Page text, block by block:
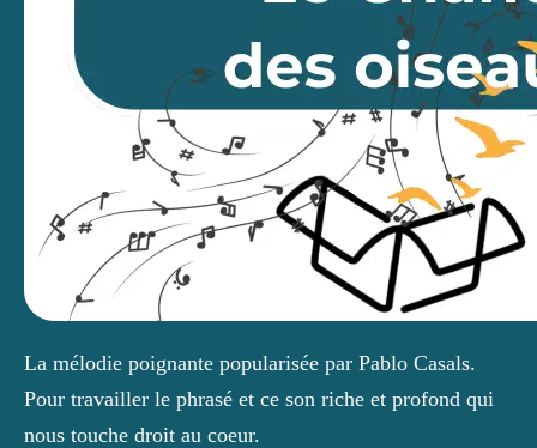
La mélodie poignante popularisée par Pablo Casals.
Pour travailler le phrasé et ce son riche et profond qui
nous touche droit au coeur.